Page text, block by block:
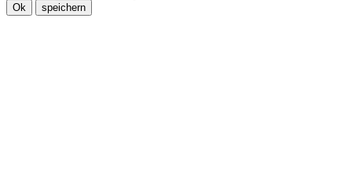
Ok speichern